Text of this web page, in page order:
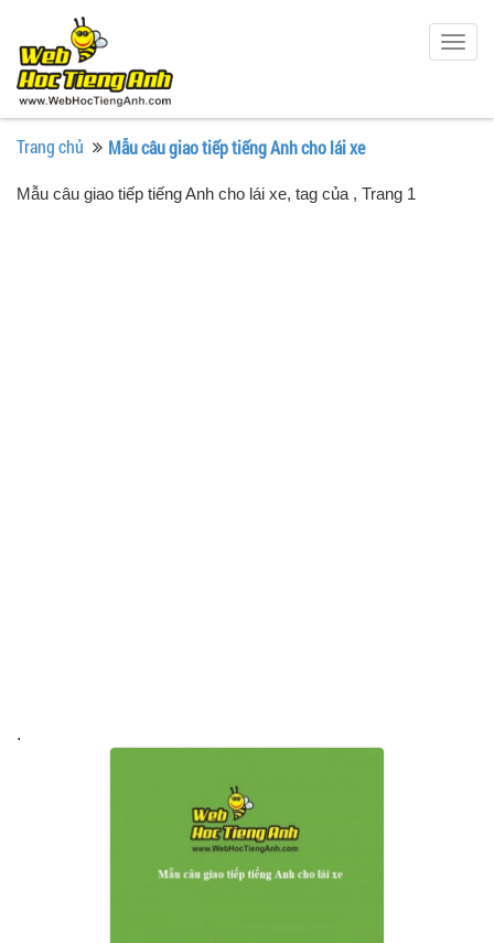
Trang chủ Mẫu câu giao tiếp tiếng Anh cho lái xe
Mẫu câu giao tiếp tiếng Anh cho lái xe, tag của , Trang 1
.